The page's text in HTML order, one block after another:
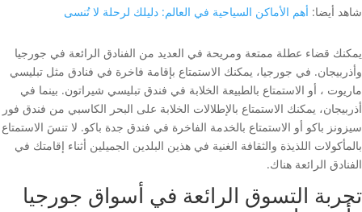
شاهد أيضا: أهم الأماكن السياحية في العالم: دليلك لرحلة لا تُنسى
يمكنك قضاء عطلة ممتعة ومريحة في العديد من الفنادق الرائعة في جورجيا
وأذربيجان. في جورجيا، يمكنك الاستمتاع بإقامة فاخرة في فنادق مثل تبليسي
ماريوت ، أو الاستمتاع بالطبيعة الخلابة في فندق تبليسي شيراتون. بينما في
أذربيجان، يمكنك الاستمتاع بالإطلالات الخلابة على البحر الكاسبي من فندق فور
سيزونز باكو أو الاستمتاع بالخدمة الفاخرة في فندق جدة باكو. لا تنسَ الاستمتاع
بالمأكولات اللذيذة والثقافة الغنية في هذين البلدين الجميلين أثناء إقامتك في
الفنادق الرائعة هناك.
تجربة التسوق الرائعة في أسواق جورجيا